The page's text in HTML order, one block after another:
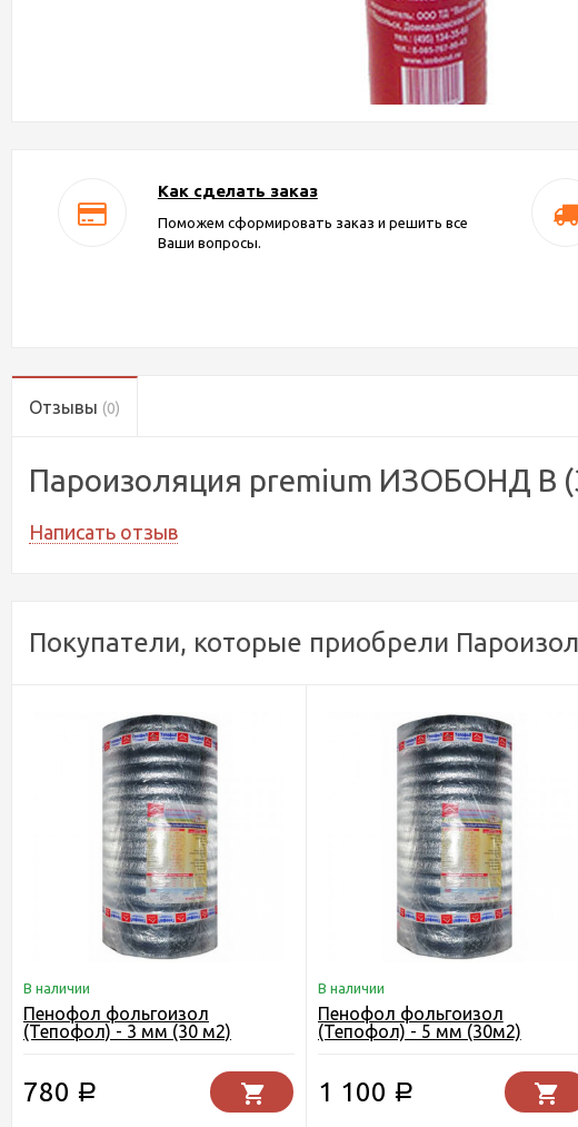
Как сделать заказ
Поможем сформировать заказ и решить все
Ваши вопросы.
Отзывы (0)
Пароизоляция premium ИЗОБОНД В
Написать отзыв
Покупатели, которые приобрели
В наличии
Пенофол фольгоизол
(Тепофол) - 3 мм (30 м2)
780 Р
В наличии
Пенофол фольгоизол
(Тепофол) - 5 мм (30м2)
1 100 Р